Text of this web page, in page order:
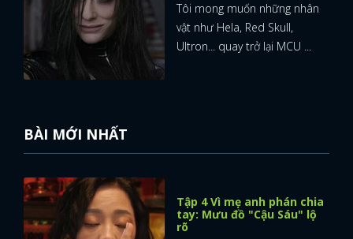
Tôi mong muốn những nhân
vật như Hela, Red Skull,
Ultron... quay trở lại MCU ...
BÀI MỚI NHẤT
Tập 4 Vì mẹ anh phán chia
tay: Mưu đồ "Cậu Sáu" lộ
rõ